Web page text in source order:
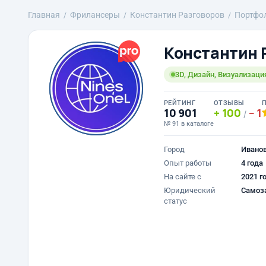
Главная Фрилансеры Константин Разговоров
Константин
3D, Дизайн,
РЕЙТИНГ
10 901
№ 91 в каталоге
ОТЗЫВЫ
100 / 1
Город
Опыт работы
4 года
На сайте с
2021
Юридический
статус